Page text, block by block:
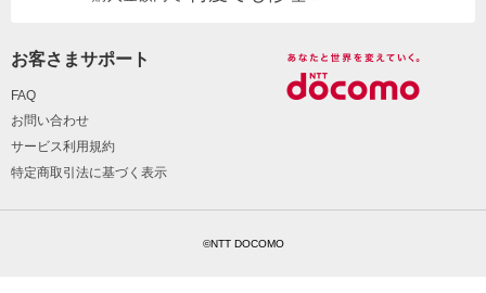
お客さまサポート
FAQ
お問い合わせ
サービス利用規約
特定商取引法に基づく表示
©NTT DOCOMO